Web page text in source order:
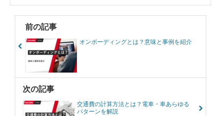
前の記事
オンボーディングとは？意味と事例を紹介
次の記事
交通費の計算方法とは？電車・車あらゆる
パターンを解説